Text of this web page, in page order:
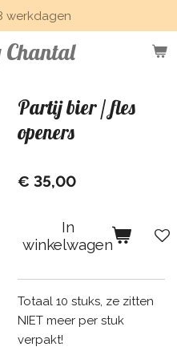
Chantal
werkdagen
Partij bier / fles
openers
€ 35,00
In
winkelwagen
Totaal 10 stuks, ze zitten
NIET meer per stuk
verpakt!